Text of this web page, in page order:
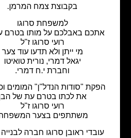
בקבוצת צמח המרמן.
למשפחת סרוגו
אתכם באבלכם על מותו בטרם עת של
רועי סרוגו ז"ל
מי ייתן ולא תדעו עוד צער
יגאל דמרי, נורית טואיטו
וחברת י.ח דמרי.
הפקת "סודות הנדל"ן" המומים וכואבים
את לכתו בטרם עת של הבן
רועי סרוגו ז"ל
משתתפים בצער המשפחה.
עובדי ראובן סרוגו חברה לבנייה בע"מ